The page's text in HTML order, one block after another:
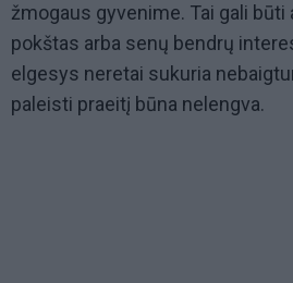
žmogaus gyvenime. Tai gali
pokštas arba senų bendrų
elgesys neretai sukuria
paleisti praeitį būna nelengva.